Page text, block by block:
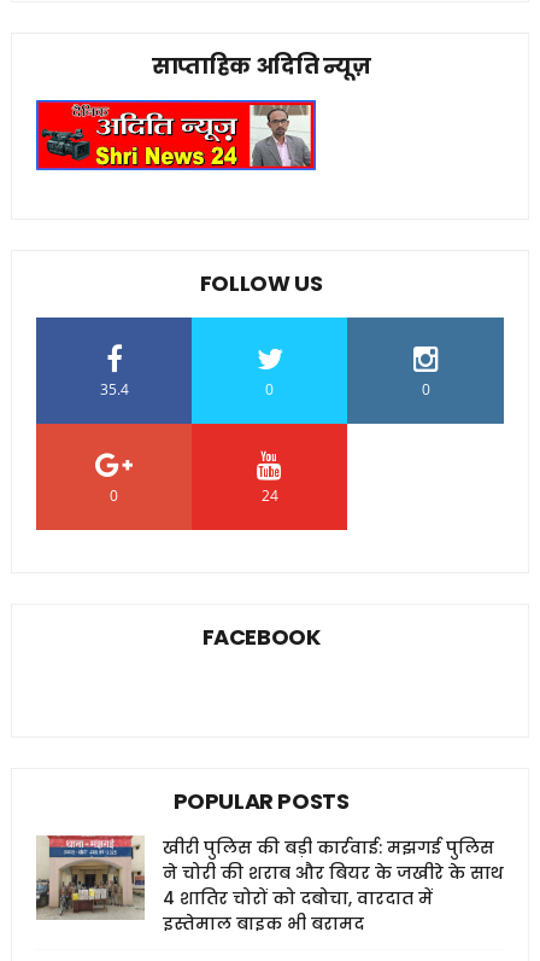
साप्ताहिक अदिति न्यूज़
FOLLOW US
35.4 0 0
0 24
FACEBOOK
POPULAR POSTS
खीरी पुलिस की बड़ी कार्रवाई: मझगई पुलिस
ने चोरी की शराब और बियर के जखीरे के साथ
4 शातिर चोरों को दबोचा, वारदात में
इस्तेमाल बाइक भी बरामद